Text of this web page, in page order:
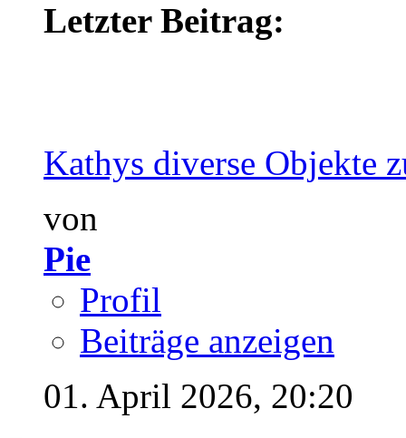
Letzter Beitrag:
Kathys diverse Objekte
von
Pie
Profil
Beiträge anzeigen
01. April 2026, 20:20